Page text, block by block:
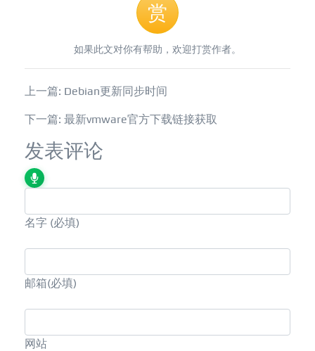
赏
如果此文对你有帮助，欢迎打赏作者。
上一篇: Debian更新同步时间
下一篇: 最新vmware官方下载链接获取
发表评论
名字 (必填)
邮箱(必填)
网站